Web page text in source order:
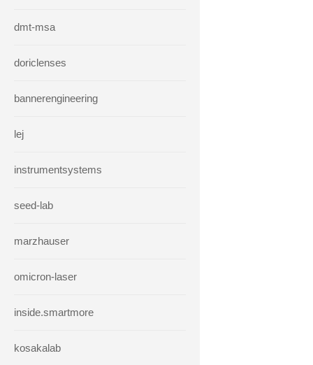
dmt-msa
doriclenses
bannerengineering
lej
instrumentsystems
seed-lab
marzhauser
omicron-laser
inside.smartmore
kosakalab